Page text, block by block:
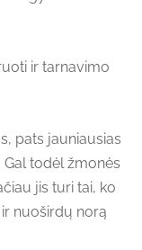
ir tarnavimo
pats jauniausias
todėl žmonės
jis turi tai, ko
nuoširdų norą